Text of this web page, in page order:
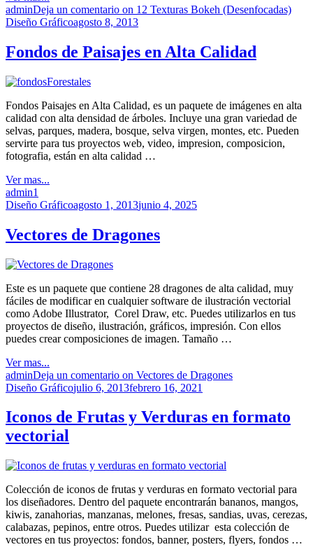
adminDeja un comentario on 12 Texturas Bokeh (Desenfocadas)
Diseño Gráficoagosto 8, 2013
Fondos de Paisajes en Alta Calidad
Fondos Paisajes en Alta Calidad, es un paquete de imágenes en alta
calidad con alta densidad de árboles. Incluye una gran variedad de
selvas, parques, madera, bosque, selva virgen, montes, etc. Pueden
servirte para tus proyectos web, video, impresion, composicion,
fotografia, están en alta calidad …
Ver mas...
admin1
Diseño Gráficoagosto 1, 2013junio 4, 2025
Vectores de Dragones
Este es un paquete que contiene 28 dragones de alta calidad, muy
fáciles de modificar en cualquier software de ilustración vectorial
como Adobe Illustrator, Corel Draw, etc. Puedes utilizarlos en tus
proyectos de diseño, ilustración, gráficos, impresión. Con ellos
puedes crear composiciones de imagen. Tamaño …
Ver mas...
adminDeja un comentario on Vectores de Dragones
Diseño Gráficojulio 6, 2013febrero 16, 2021
Iconos de Frutas y Verduras en formato
vectorial
Colección de iconos de frutas y verduras en formato vectorial para
los diseñadores. Dentro del paquete encontrarán bananos, mangos,
kiwis, zanahorias, manzanas, melones, fresas, sandias, uvas, cerezas,
calabazas, pepinos, entre otros. Puedes utilizar esta colección de
vectores en tus proyectos: fondos, banner, posters, flyers, fondos …